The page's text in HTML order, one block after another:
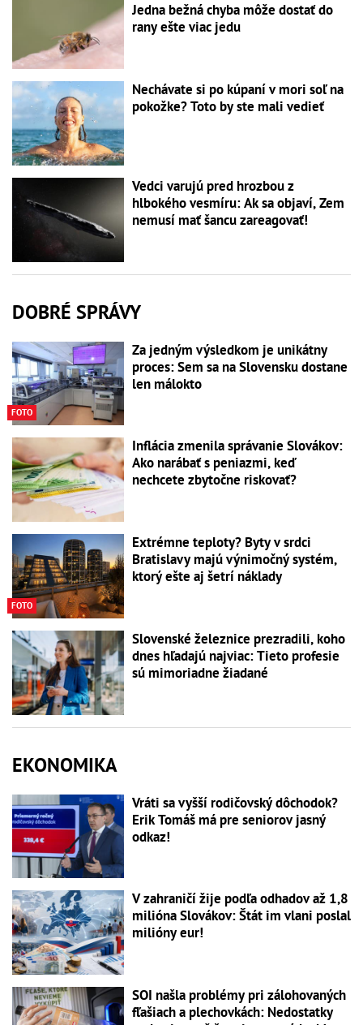
Jedna bežná chyba môže dostať do
rany ešte viac jedu
Nechávate si po kúpaní v mori soľ na
pokožke? Toto by ste mali vedieť
Vedci varujú pred hrozbou z
hlbokého vesmíru: Ak sa objaví, Zem
nemusí mať šancu zareagovať!
DOBRÉ SPRÁVY
FOTO
Za jedným výsledkom je unikátny
proces: Sem sa na Slovensku dostane
len málokto
Inflácia zmenila správanie Slovákov:
Ako narábať s peniazmi, keď
nechcete zbytočne riskovať?
FOTO
Extrémne teploty? Byty v srdci
Bratislavy majú výnimočný systém,
ktorý ešte aj šetrí náklady
Slovenské železnice prezradili, koho
dnes hľadajú najviac: Tieto profesie
sú mimoriadne žiadané
EKONOMIKA
Vráti sa vyšší rodičovský dôchodok?
Erik Tomáš má pre seniorov jasný
odkaz!
V zahraničí žije podľa odhadov až 1,8
milióna Slovákov: Štát im vlani poslal
milióny eur!
SOI našla problémy pri zálohovaných
fľašiach a plechovkách: Nedostatky